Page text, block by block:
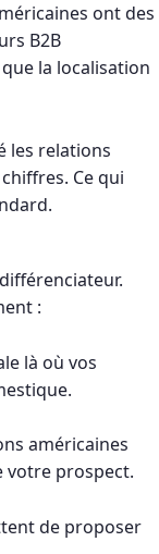
ont des
B2B
la localisation
les relations
Ce qui
:
là où vos
américaines
votre prospect.
de proposer